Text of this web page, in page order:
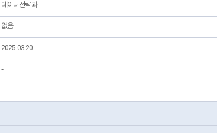
데이터전략과
없음
2025.03.20.
-